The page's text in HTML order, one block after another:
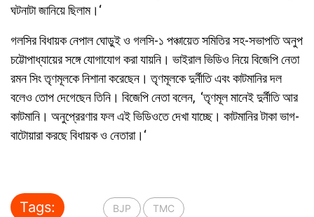
ঘটনাটা জানিয়ে ছিলাম।‘
গলসির বিধায়ক নেপাল ঘোড়ুই ও গলসি-১ পঞ্চায়েত সমিতির সহ-সভাপতি অনুপ
চট্টোপাধ্যায়ের সঙ্গে যোগাযোগ করা যায়নি। ভাইরাল ভিডিও নিয়ে বিজেপি নেতা
রমন সিং তৃণমূলকে নিশানা করেছেন। তৃণমূলকে দুর্নীতি এবং কাটমানির দল
বলেও তোপ দেগেছেন তিনি। বিজেপি নেতা বলেন, ‘তৃণমূল মানেই দুর্নীতি আর
কাটমানি। অনুপ্রেরণার ফল এই ভিডিওতে দেখা যাচ্ছে। কাটমানির টাকা ভাগ-
বাটোয়ারা করছে বিধায়ক ও নেতারা।‘
Tags: BJP TMC